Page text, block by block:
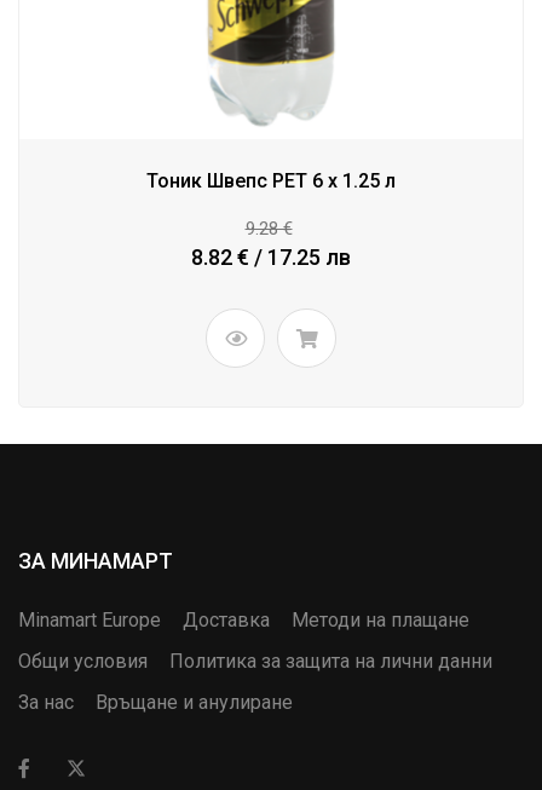
Тоник Швепс PET 6 x 1.25 л
9.28 €
8.82 € / 17.25 лв
ЗА МИНАМАРТ
Minamart Europe Доставка
Методи на плащане
Общи условия
Политика за защита на лични данни
За нас
Връщане и анулиране